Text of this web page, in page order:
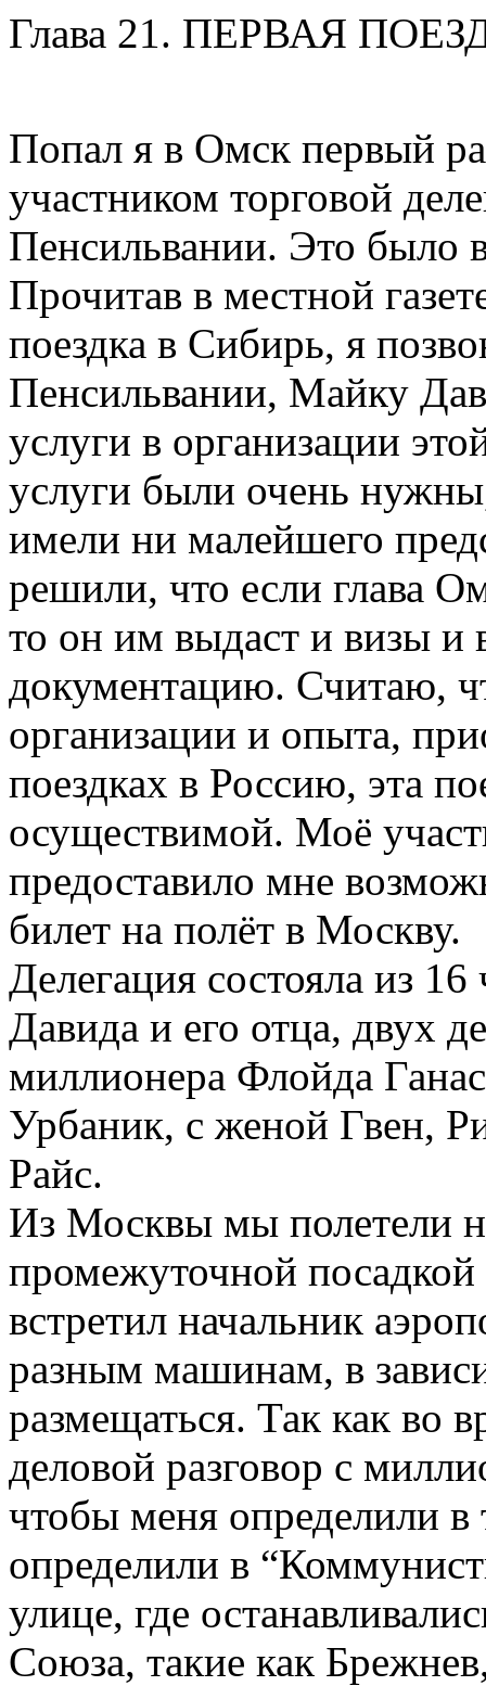
Глава 21. ПЕРВАЯ
Попал я в Омск первый
участником торговой
Пенсильвании. Это было
Прочитав в местной
поездка в Сибирь, я
Пенсильвании, Майку
услуги в организации
услуги были очень
имели ни малейшего
решили, что если глава
то он им выдаст и визы
документацию. Считаю,
организации и опыта,
поездках в Россию, эта
осуществимой. Моё
предоставило мне
билет на полёт в Москву.
Делегация состояла из
Давида и его отца, двух
миллионера Флойда
Урбаник, с женой Гвен,
Райс.
Из Москвы мы полетели
промежуточной
встретил начальник
разным машинам, в
размещаться. Так как во
деловой разговор с
чтобы меня определили в
определили в
улице, где
Союза, такие как